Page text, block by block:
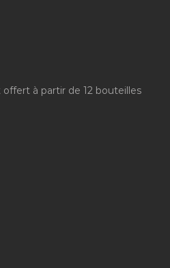
à partir de 12 bouteilles